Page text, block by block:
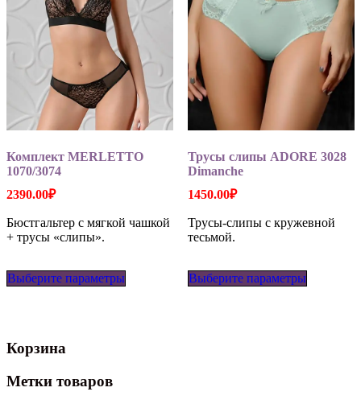
Комплект MERLETTO
1070/3074
2390.00₽
Бюстгальтер с мягкой чашкой
+ трусы «слипы».
Выберите параметры
Трусы слипы ADORE 3028
Dimanche
1450.00₽
Трусы-слипы с кружевной
тесьмой.
Выберите параметры
Корзина
Метки товаров